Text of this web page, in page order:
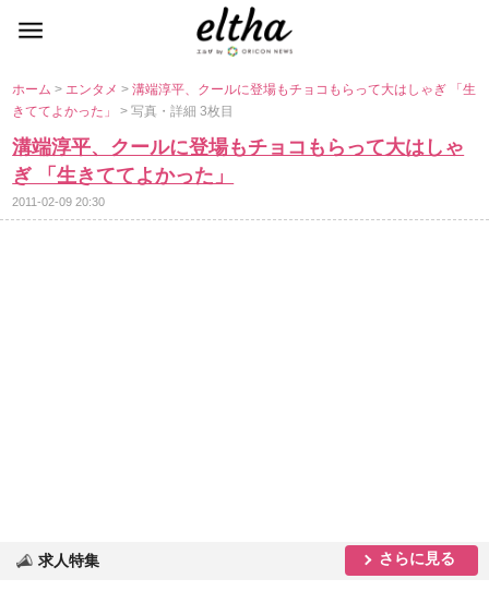
ホーム> エンタメ>溝端淳平、クールに登場もチョコもらって大はしゃぎ 「生
きててよかった」> 写真・詳細 3枚目
溝端淳平、クールに登場もチョコもらって大はしゃ
ぎ 「生きててよかった」
2011-02-09 20:30
求人特集 さらに見る